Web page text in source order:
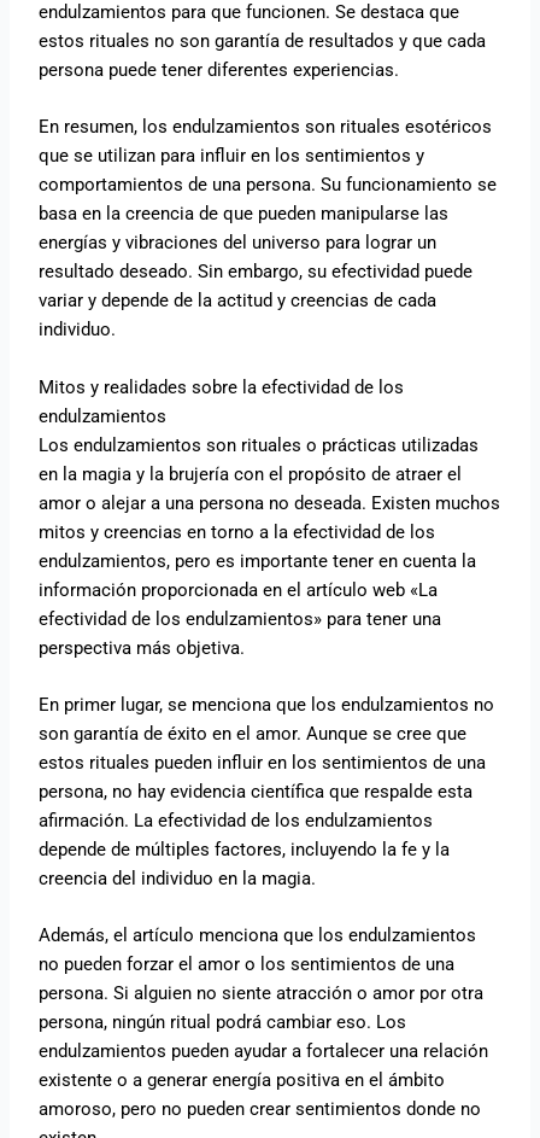
endulzamientos para que funcionen. Se destaca que
estos rituales no son garantía de resultados y que cada
persona puede tener diferentes experiencias.
En resumen, los endulzamientos son rituales esotéricos
que se utilizan para influir en los sentimientos y
comportamientos de una persona. Su funcionamiento se
basa en la creencia de que pueden manipularse las
energías y vibraciones del universo para lograr un
resultado deseado. Sin embargo, su efectividad puede
variar y depende de la actitud y creencias de cada
individuo.
Mitos y realidades sobre la efectividad de los
endulzamientos
Los endulzamientos son rituales o prácticas utilizadas
en la magia y la brujería con el propósito de atraer el
amor o alejar a una persona no deseada. Existen muchos
mitos y creencias en torno a la efectividad de los
endulzamientos, pero es importante tener en cuenta la
información proporcionada en el artículo web «La
efectividad de los endulzamientos» para tener una
perspectiva más objetiva.
En primer lugar, se menciona que los endulzamientos no
son garantía de éxito en el amor. Aunque se cree que
estos rituales pueden influir en los sentimientos de una
persona, no hay evidencia científica que respalde esta
afirmación. La efectividad de los endulzamientos
depende de múltiples factores, incluyendo la fe y la
creencia del individuo en la magia.
Además, el artículo menciona que los endulzamientos
no pueden forzar el amor o los sentimientos de una
persona. Si alguien no siente atracción o amor por otra
persona, ningún ritual podrá cambiar eso. Los
endulzamientos pueden ayudar a fortalecer una relación
existente o a generar energía positiva en el ámbito
amoroso, pero no pueden crear sentimientos donde no